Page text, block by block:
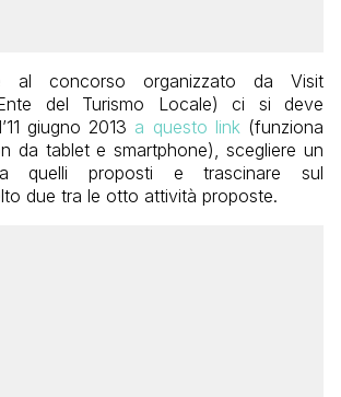
al concorso organizzato da Visit
del Turismo Locale) ci si deve
giugno 2013 a questo link (funziona
da tablet e smartphone), scegliere un
quelli proposti e trascinare sul
due tra le otto attività proposte.